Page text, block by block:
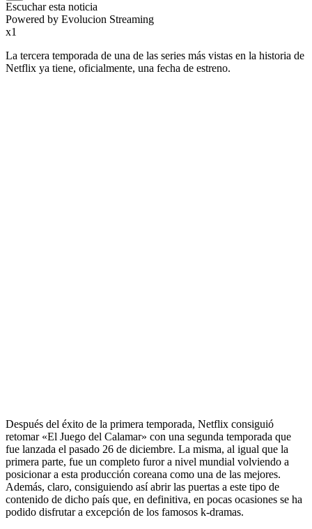
Escuchar esta noticia
Powered by Evolucion Streaming
x1
La tercera temporada de una de las series más vistas en la historia de
Netflix ya tiene, oficialmente, una fecha de estreno.
Después del éxito de la primera temporada, Netflix consiguió
retomar «El Juego del Calamar» con una segunda temporada que
fue lanzada el pasado 26 de diciembre. La misma, al igual que la
primera parte, fue un completo furor a nivel mundial volviendo a
posicionar a esta producción coreana como una de las mejores.
Además, claro, consiguiendo así abrir las puertas a este tipo de
contenido de dicho país que, en definitiva, en pocas ocasiones se ha
podido disfrutar a excepción de los famosos k-dramas.